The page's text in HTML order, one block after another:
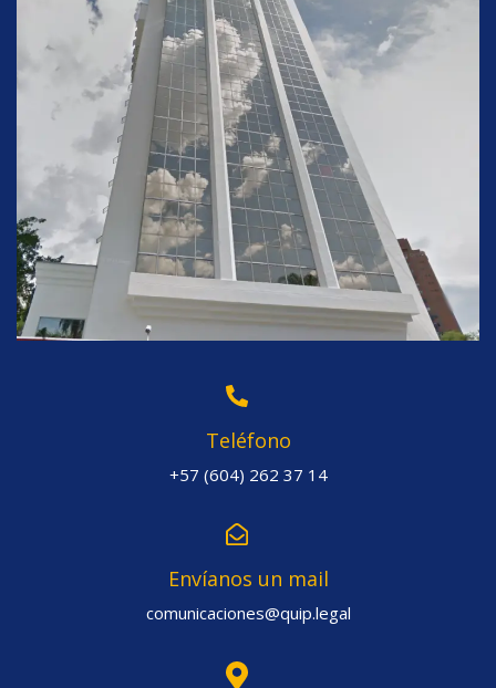
Teléfono
+57 (604) 262 37 14
Envíanos un mail
comunicaciones@quip.legal